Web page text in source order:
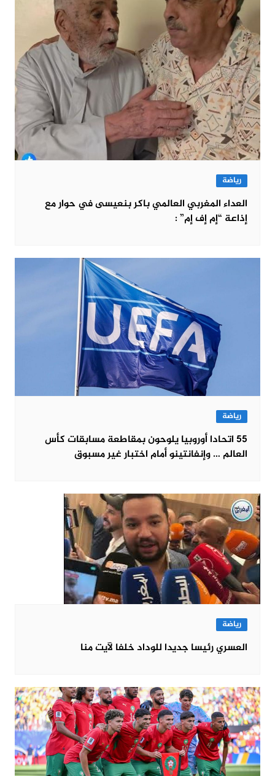
رياضة
العداء المغربي العالمي باكر بنعيسى في حوار مع
إذاعة “إم إف إم” :
رياضة
55 اتحادا أوروبيا يلوحون بمقاطعة مسابقات كأس
العالم … وإنفانتينو أمام اختبار غير مسبوق
رياضة
العسري رئيسا جديدا للوداد خلفا لآيت منا